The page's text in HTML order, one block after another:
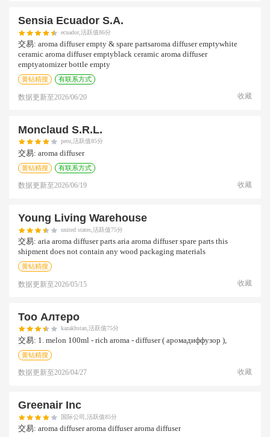
Sensia Ecuador S.a.
ecuador,活跃值86分
交易: aroma diffuser empty & spare partsaroma diffuser emptywhite
ceramic aroma diffuser emptyblack ceramic aroma diffuser
emptyatomizer bottle empty
黄钻精搜 有联系方式
数据更新至2026/06/20 收藏
Monclaud S.r.l.
peru,活跃值85分
交易: aroma diffuser
黄钻精搜 有联系方式
数据更新至2026/06/19 收藏
Young Living Warehouse
united states,活跃值75分
交易: aria aroma diffuser parts aria aroma diffuser spare parts this
shipment does not contain any wood packaging materials
黄钻精搜
数据更新至2026/05/15 收藏
Тоо Алтеро
kazakhstan,活跃值75分
交易: 1. melon 100ml - rich aroma - diffuser ( аромадиффузор ),
黄钻精搜
数据更新至2026/04/27 收藏
Greenair Inc
国际公司,活跃值85分
交易: aroma diffuser aroma diffuser aroma diffuser